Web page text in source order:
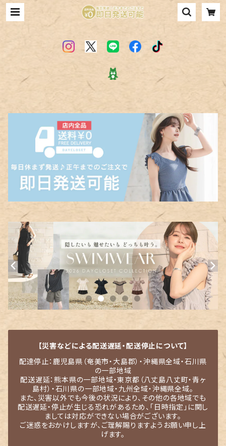
【災害などによる配送遅延・配送停止について】
配達停止：鹿児島県（奄美市・大島郡）・沖縄県全域・石川県
の一部地域
配送遅延：熊本県の一部地域・東京都（八丈島八丈町・青ヶ
島村）・石川県の一部地域・九州全域・沖縄県全域。
また、災害以外でも今後の状況により、その他の各地域でも
配送遅延・停止が生じる恐れがあるため、「日時指定」に関し
ましては対応ができない場合がございます。
ご迷惑をおかけしますが、ご理解賜りますようお願い申し上
げます。